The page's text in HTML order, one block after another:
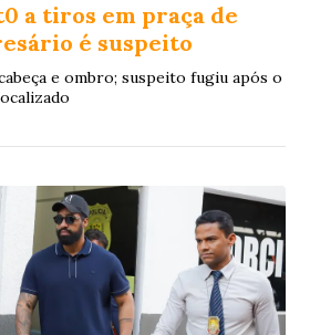
a tiros em praça de
é suspeito
e ombro; suspeito fugiu após o